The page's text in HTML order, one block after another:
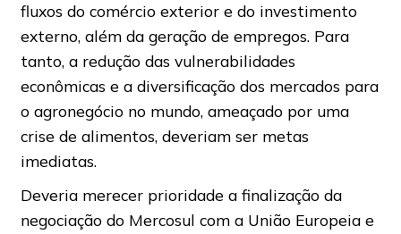
fluxos do comércio exterior e do investimento
externo, além da geração de empregos. Para
tanto, a redução das vulnerabilidades
econômicas e a diversificação dos mercados para
o agronegócio no mundo, ameaçado por uma
crise de alimentos, deveriam ser metas
imediatas.
Deveria merecer prioridade a finalização da
negociação do Mercosul com a União Europeia e